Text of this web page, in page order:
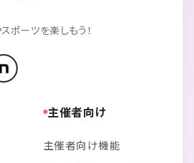
ポーツを楽しもう！
主催者向け
主催者向け機能